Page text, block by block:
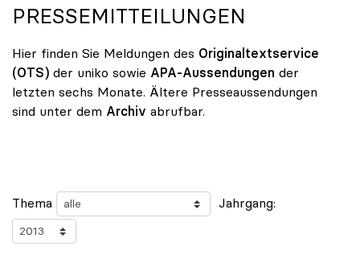
PRESSEMITTEILUNGEN
Hier finden Sie Meldungen des Originaltextservice
(OTS) der uniko sowie APA-Aussendungen der
letzten sechs Monate. Ältere Presseaussendungen
sind unter dem Archiv abrufbar.
Thema Jahrgang: